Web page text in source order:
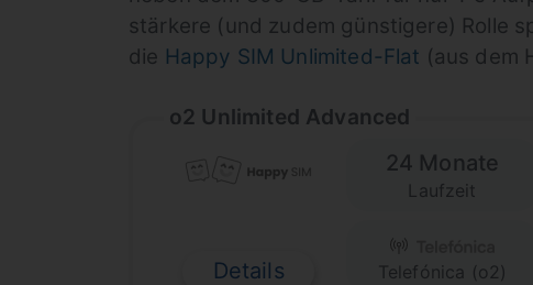
stärkere (und zudem günstigere) Rolle
die Happy SIM Unlimited-Flat (aus dem
o2 Unlimited Advanced
Details
24 Monate
Laufzeit
Telefónica (o2)